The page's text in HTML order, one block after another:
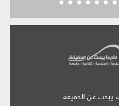
يبحث عن الحقيقة